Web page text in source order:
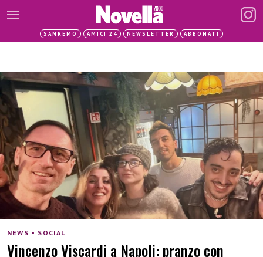
SANREMO AMICI 24 NEWSLETTER ABBONATI
NEWS • SOCIAL
Vincenzo Viscardi a Napoli: pranzo con